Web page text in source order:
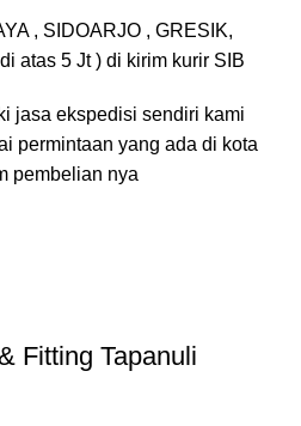
, SIDOARJO , GRESIK,
atas 5 Jt ) di kirim kurir SIB
jasa ekspedisi sendiri kami
permintaan yang ada di kota
pembelian nya
Fitting Tapanuli